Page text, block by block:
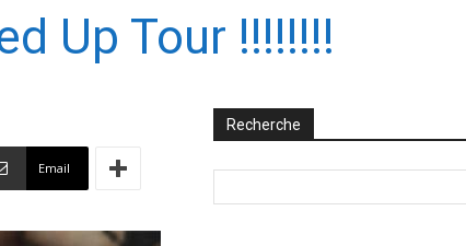
Up Tour !!!!!!!!
Email
Recherche